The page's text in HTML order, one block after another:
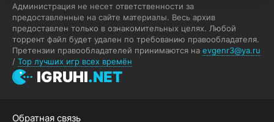
MAFIA: THE OLD COUNTRY
44.98 ГБ 2025
04.12.2025
5.43 ГБ
IGRUHI.NET
Администрация не несет ответственности за
предоставленные на сайте материалы. Весь архив
предоставлен только в ознакомительных целях. Любой
торрент файл будет удален по требованию правообладателя.
Претензии правообладателей принимаются на evgenr3@ya.ru
/ Top лучших игр всех времён
Обратная связь